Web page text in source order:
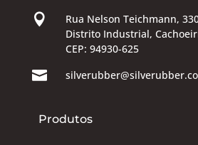

Rua Nelson Teichmann,
Distrito Industrial,
CEP: 94930-625

Produtos